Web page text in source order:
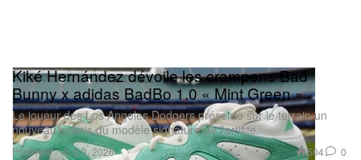
Footwear
Kiké Hernández dévoile les crampons Bad
Bunny x adidas BadBo 1.0 « Mint Green »
Le joueur des Los Angeles Dodgers présente sur le terrain un
nouveau coloris du modèle signature de l’artiste.
Aug 3, 2026 504 0